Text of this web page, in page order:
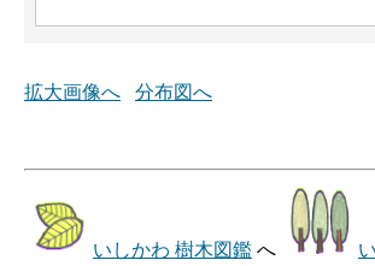
拡大画像へ 分布図へ
いしかわ 樹木図鑑 へ